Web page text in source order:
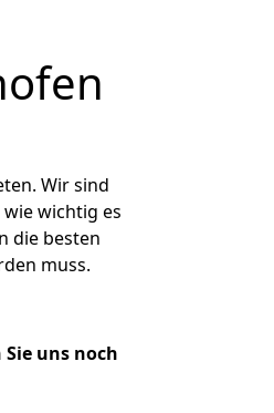
Wir sind
wichtig es
die besten
muss.
uns noch